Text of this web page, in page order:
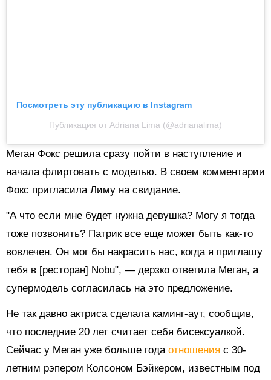
Посмотреть эту публикацию в Instagram
Публикация от Adriana Lima (@adrianalima)
Меган Фокс решила сразу пойти в наступление и
начала флиртовать с моделью. В своем комментарии
Фокс пригласила Лиму на свидание.
"А что если мне будет нужна девушка? Могу я тогда
тоже позвонить? Патрик все еще может быть как-то
вовлечен. Он мог бы накрасить нас, когда я приглашу
тебя в [ресторан] Nobu", — дерзко ответила Меган, а
супермодель согласилась на это предложение.
Не так давно актриса сделала каминг-аут, сообщив,
что последние 20 лет считает себя бисексуалкой.
Сейчас у Меган уже больше года отношения с 30-
летним рэпером Колсоном Бэйкером, известным под